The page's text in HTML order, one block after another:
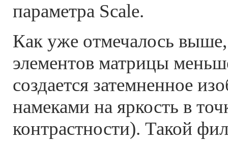
параметра Scale.
Как уже отмечалось
элементов матрицы
создается затемненное
намеками на яркость в
контрастности). Такой